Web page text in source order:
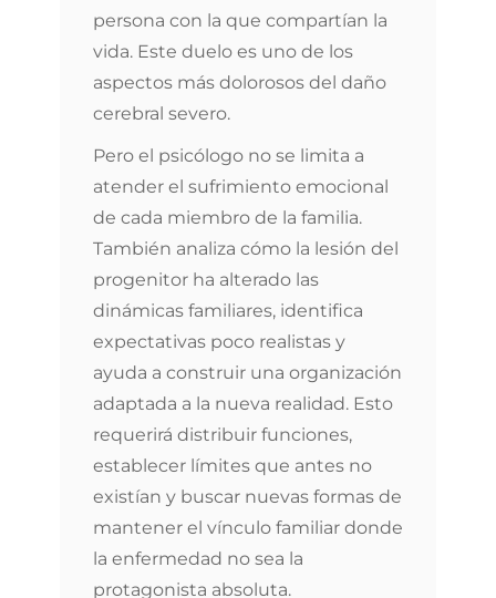
persona con la que compartían la
vida. Este duelo es uno de los
aspectos más dolorosos del daño
cerebral severo.
Pero el psicólogo no se limita a
atender el sufrimiento emocional
de cada miembro de la familia.
También analiza cómo la lesión del
progenitor ha alterado las
dinámicas familiares, identifica
expectativas poco realistas y
ayuda a construir una organización
adaptada a la nueva realidad. Esto
requerirá distribuir funciones,
establecer límites que antes no
existían y buscar nuevas formas de
mantener el vínculo familiar donde
la enfermedad no sea la
protagonista absoluta.